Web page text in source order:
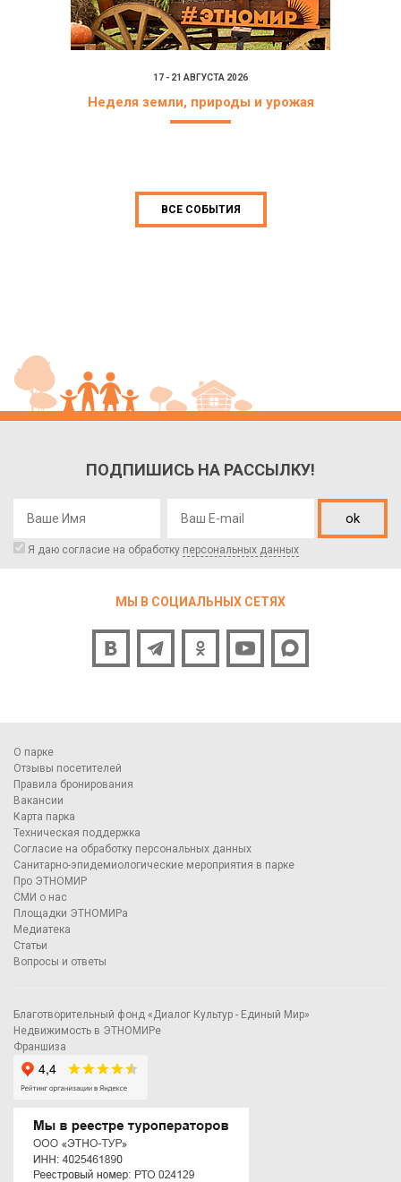
17 - 21 АВГУСТА 2026
Неделя земли, природы и урожая
ВСЕ СОБЫТИЯ
ПОДПИШИСЬ НА РАССЫЛКУ!
ok
Я даю согласие на обработку персональных данных
МЫ В СОЦИАЛЬНЫХ СЕТЯХ
О парке
Отзывы посетителей
Правила бронирования
Вакансии
Карта парка
Техническая поддержка
Согласие на обработку персональных данных
Санитарно-эпидемиологические мероприятия в парке
Про ЭТНОМИР
СМИ о нас
Площадки ЭТНОМИРа
Медиатека
Статьи
Вопросы и ответы
Благотворительный фонд «Диалог Культур - Единый Мир»
Недвижимость в ЭТНОМИРе
Франшиза